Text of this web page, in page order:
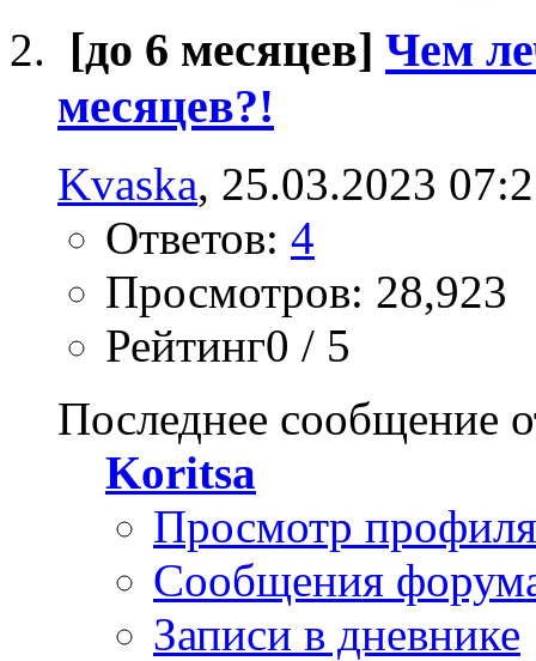
[до 6 месяцев] Чем
месяцев?!
Kvaska, 25.03.2023
Ответов: 4
Просмотров: 28,923
Рейтинг0 / 5
Последнее сообщение
Koritsa
Просмотр профиля
Сообщения
Записи в дневнике